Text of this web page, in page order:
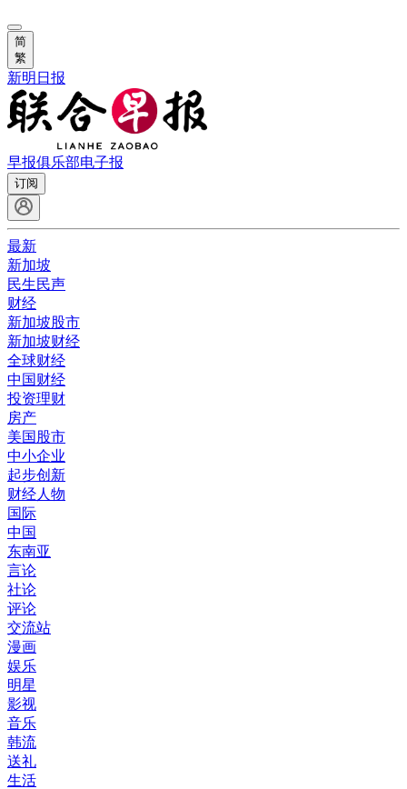
简
繁
新明日报
早报俱乐部电子报
订阅
最新
新加坡
民生民声
财经
新加坡股市
新加坡财经
全球财经
中国财经
投资理财
房产
美国股市
中小企业
起步创新
财经人物
国际
中国
东南亚
言论
社论
评论
交流站
漫画
娱乐
明星
影视
音乐
韩流
送礼
生活